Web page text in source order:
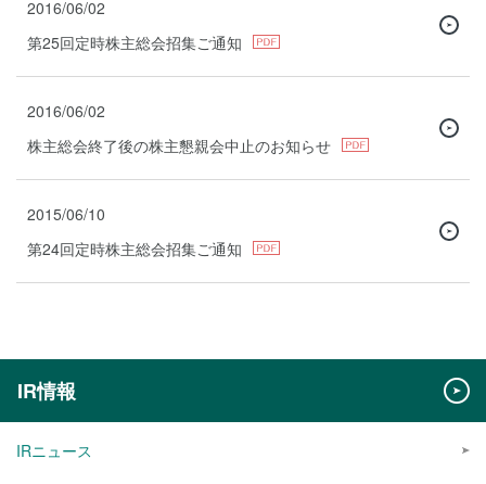
2016/06/02
第25回定時株主総会招集ご通知
2016/06/02
株主総会終了後の株主懇親会中止のお知らせ
2015/06/10
第24回定時株主総会招集ご通知
IR情報
IRニュース